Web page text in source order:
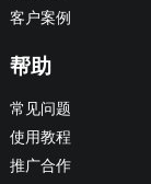
客户案例
帮助
常见问题
使用教程
推广合作